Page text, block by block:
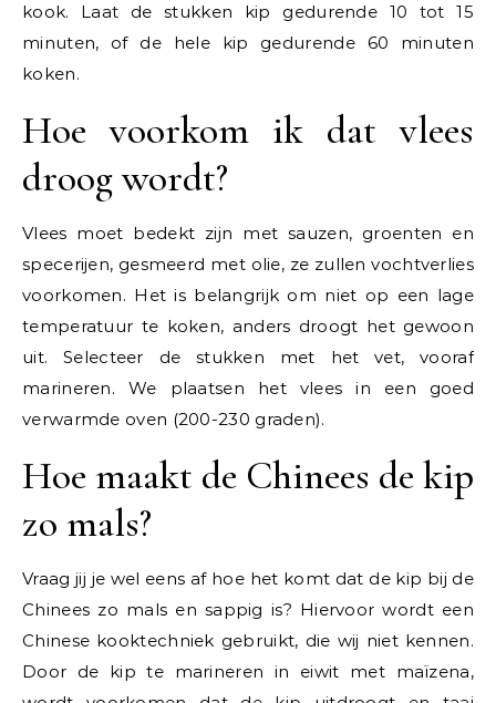
kook. Laat de stukken kip gedurende 10 tot 15
minuten, of de hele kip gedurende 60 minuten
koken.
Hoe voorkom ik dat vlees
droog wordt?
Vlees moet bedekt zijn met sauzen, groenten en
specerijen, gesmeerd met olie, ze zullen vochtverlies
voorkomen. Het is belangrijk om niet op een lage
temperatuur te koken, anders droogt het gewoon
uit. Selecteer de stukken met het vet, vooraf
marineren. We plaatsen het vlees in een goed
verwarmde oven (200-230 graden).
Hoe maakt de Chinees de kip
zo mals?
Vraag jij je wel eens af hoe het komt dat de kip bij de
Chinees zo mals en sappig is? Hiervoor wordt een
Chinese kooktechniek gebruikt, die wij niet kennen.
Door de kip te marineren in eiwit met maïzena,